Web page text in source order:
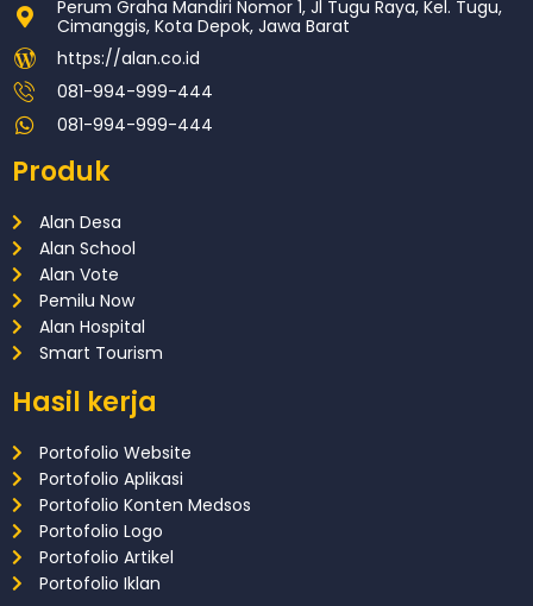
Perum Graha Mandiri Nomor 1, Jl Tugu Raya, Kel. Tugu,
Cimanggis, Kota Depok, Jawa Barat
https://alan.co.id
081-994-999-444
081-994-999-444
Produk
Alan Desa
Alan School
Alan Vote
Pemilu Now
Alan Hospital
Smart Tourism
Hasil kerja
Portofolio Website
Portofolio Aplikasi
Portofolio Konten Medsos
Portofolio Logo
Portofolio Artikel
Portofolio Iklan